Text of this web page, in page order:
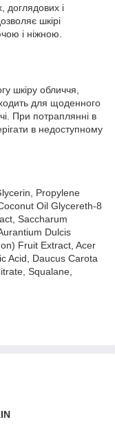
доглядових і
шкірі
і ніжною.
шкіру обличчя,
для щоденного
При потраплянні в
в недоступному
Propylene
Oil Glycereth-8
Saccharum
Dulcis
Fruit Extract, Acer
Acid, Daucus Carota
Squalane,